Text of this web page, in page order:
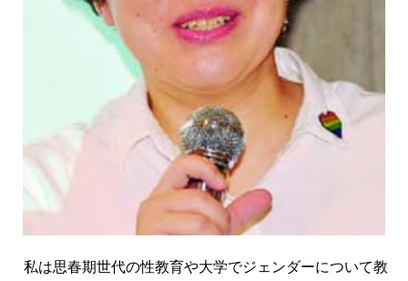
私は思春期世代の性教育や大学でジェンダーについて教